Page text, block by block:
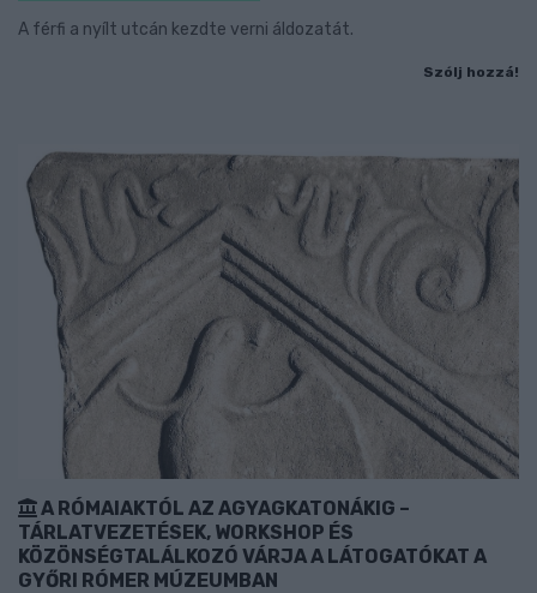
A férfi a nyílt utcán kezdte verni áldozatát.
Szólj hozzá!
A RÓMAIAKTÓL AZ AGYAGKATONÁKIG –
TÁRLATVEZETÉSEK, WORKSHOP ÉS
KÖZÖNSÉGTALÁLKOZÓ VÁRJA A LÁTOGATÓKAT A
GYŐRI RÓMER MÚZEUMBAN